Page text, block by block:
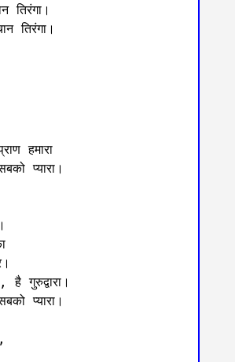
तिरंगा।
तिरंगा।
हमारा
प्यारा।
है गुरुद्वारा।
प्यारा।